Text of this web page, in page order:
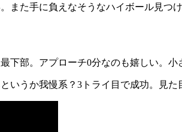
た手に負えなそうなハイボール見つ
部。アプローチ0分なのも嬉しい。
うか我慢系？3トライ目で成功。見た